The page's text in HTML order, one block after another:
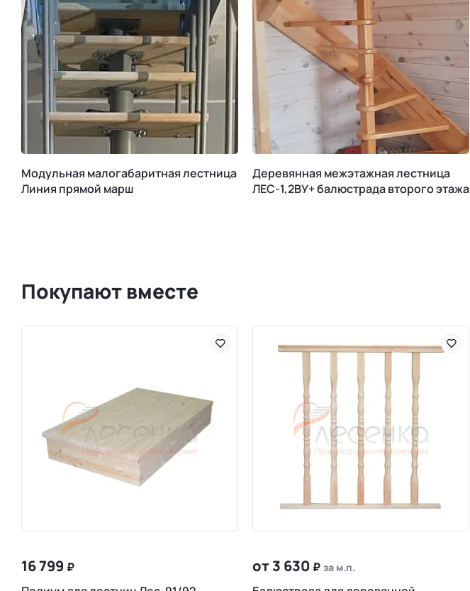
Модульная малогабаритная лестница
Линия прямой марш
Деревянная межэтажная лестница
ЛЕС-1,2ВУ+ балюстрада второго этажа
Покупают вместе
16 799 ₽
от 3 630 ₽ за м.п.